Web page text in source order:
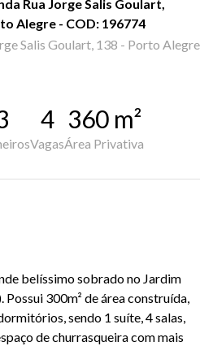
Rua Jorge Salis Goulart,
Alegre - COD: 196774
Salis Goulart, 138 - Porto Alegre
4
Vagas
360 m²
Área Privativa
belíssimo sobrado no Jardim
300m² de área construída,
sendo 1 suíte, 4 salas,
de churrasqueira com mais